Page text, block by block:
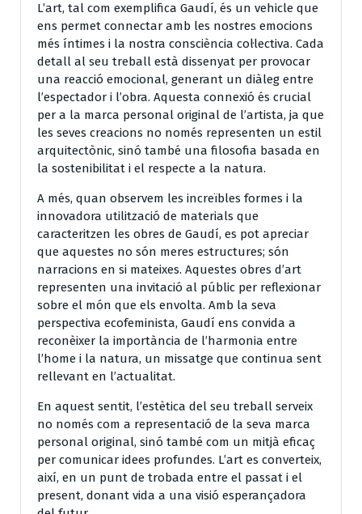
L’art, tal com exemplifica Gaudí, és un vehicle que
ens permet connectar amb les nostres emocions
més íntimes i la nostra consciència col·lectiva. Cada
detall al seu treball està dissenyat per provocar
una reacció emocional, generant un diàleg entre
l’espectador i l’obra. Aquesta connexió és crucial
per a la marca personal original de l’artista, ja que
les seves creacions no només representen un estil
arquitectònic, sinó també una filosofia basada en
la sostenibilitat i el respecte a la natura.
A més, quan observem les increïbles formes i la
innovadora utilització de materials que
caracteritzen les obres de Gaudí, es pot apreciar
que aquestes no són meres estructures; són
narracions en si mateixes. Aquestes obres d’art
representen una invitació al públic per reflexionar
sobre el món que els envolta. Amb la seva
perspectiva ecofeminista, Gaudí ens convida a
reconèixer la importància de l’harmonia entre
l’home i la natura, un missatge que continua sent
rellevant en l’actualitat.
En aquest sentit, l’estètica del seu treball serveix
no només com a representació de la seva marca
personal original, sinó també com un mitjà eficaç
per comunicar idees profundes. L’art es converteix,
així, en un punt de trobada entre el passat i el
present, donant vida a una visió esperançadora